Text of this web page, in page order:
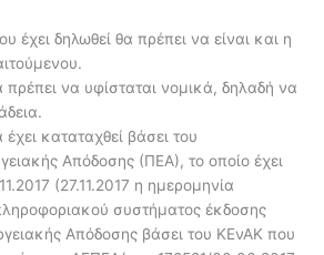
έχει δηλωθεί θα πρέπει να είναι και η
πρέπει να υφίσταται νομικά, δηλαδή να
καταταχθεί βάσει του
Απόδοσης (ΠΕΑ), το οποίο έχει
(27.11.2017 η ημερομηνία
συστήματος έκδοσης
Απόδοσης βάσει του ΚΕνΑΚ που